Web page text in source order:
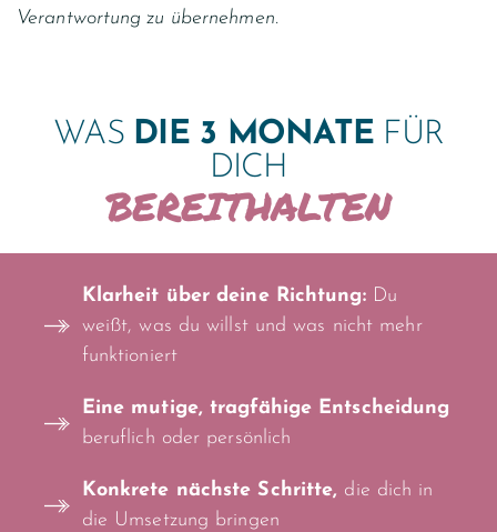
Verantwortung zu übernehmen.
WAS DIE 3 MONATE FÜR
DICH
BEREITHALTEN
Klarheit über deine Richtung:Du
weißt, was du willst und was nicht mehr
funktioniert
Eine mutige, tragfähige Entscheidung
beruflich oder persönlich
Konkrete nächste Schritte, die dich in
die Umsetzung bringen